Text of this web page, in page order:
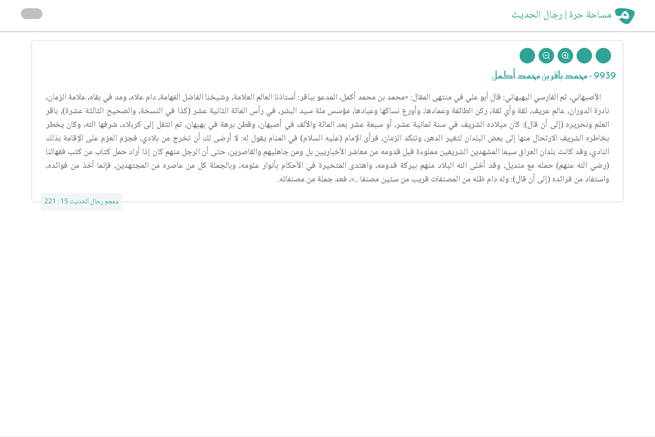
مساحة حرة | رجال الحديث
9939 - محمد باقر بن محمد أكمل
الأصبهاني، ثم الفارسي البهبهاني: قال أبو علي في منتهى المقال: «محمد بن محمد أكمل، المدعو بباقر: أستاذنا العالم العلامة، وشيخنا الفاضل الفهامة، دام علاه، ومد في بقاه، علامة الزمان،
نادرة الدوران، عالم عريف، ثقة وأي ثقة، ركن الطائفة وعمادها، وأورع نساكها وعبادها، مؤسس ملة سيد البشر، في رأس المائة الثانية عشر (كذا في النسخة، والصحيح الثالثة عشرة)، باقر
العلم ونحريره (إلى أن قال): كان ميلاده الشريف في سنة ثمانية عشر، أو سبعة عشر بعد المائة والألف في أصبهان، وقطن برهة في بهبهان، ثم انتقل إلى كربلاء، شرفها الله، وكان يخطر
بخاطره الشريف الارتحال منها إلى بعض البلدان لتغير الدهر، وتنكد الزمان، فرأى الإمام (عليه السلام) في المنام يقول له: لا أرضى لك أن تخرج من بلادي، فجزم العزم على الإقامة بذلك
النادي، وقد كانت بلدان العراق سيما المشهدين الشريفين مملوءة قبل قدومه من معاشر الأخباريين بل ومن جاهليهم والقاصرين، حتى أن الرجل منهم كان إذا أراد حمل كتاب من كتب فقهائنا
(رضي الله عنهم) حمله مع منديل، وقد أخلى الله البلاد منهم ببركة قدومه، واهتدى المتحيرة في الأحكام بأنوار علومه، وبالجملة كل من عاصره من المجتهدين، فإنما أخذ من فوائده،
واستفاد من فرائده (إلى أن قال): وله دام ظله من المصنفات قريب من ستين مصنفا ..»، فعد جملة من مصنفاته.
معجم رجال الحديث 15 : 221